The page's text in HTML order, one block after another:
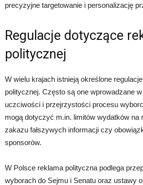
precyzyjne targetowanie i personalizację
Regulacje dotyczące
politycznej
W wielu krajach istnieją określone
politycznej. Często są one wprowadzane
uczciwości i przejrzystości procesu
mogą dotyczyć m.in. limitów wydatków na
zakazu fałszywych informacji czy
sponsorów.
W Polsce reklama polityczna podlega
wyborach do Sejmu i Senatu oraz ustawy